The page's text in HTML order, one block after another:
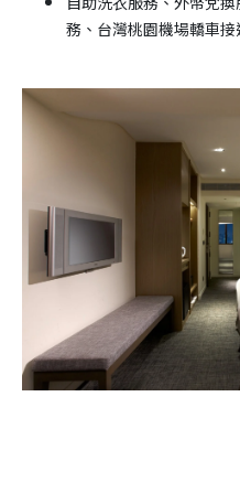
務、台灣桃園機場轎車